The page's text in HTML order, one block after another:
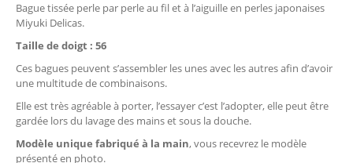
Bague tissée perle par perle au fil et à l’aiguille en perles japonaises
Miyuki Delicas.
Taille de doigt : 56
Ces bagues peuvent s’assembler les unes avec les autres afin d’avoir
une multitude de combinaisons.
Elle est très agréable à porter, l’essayer c’est l’adopter, elle peut être
gardée lors du lavage des mains et sous la douche.
Modèle unique fabriqué à la main, vous recevrez le modèle
présenté en photo.